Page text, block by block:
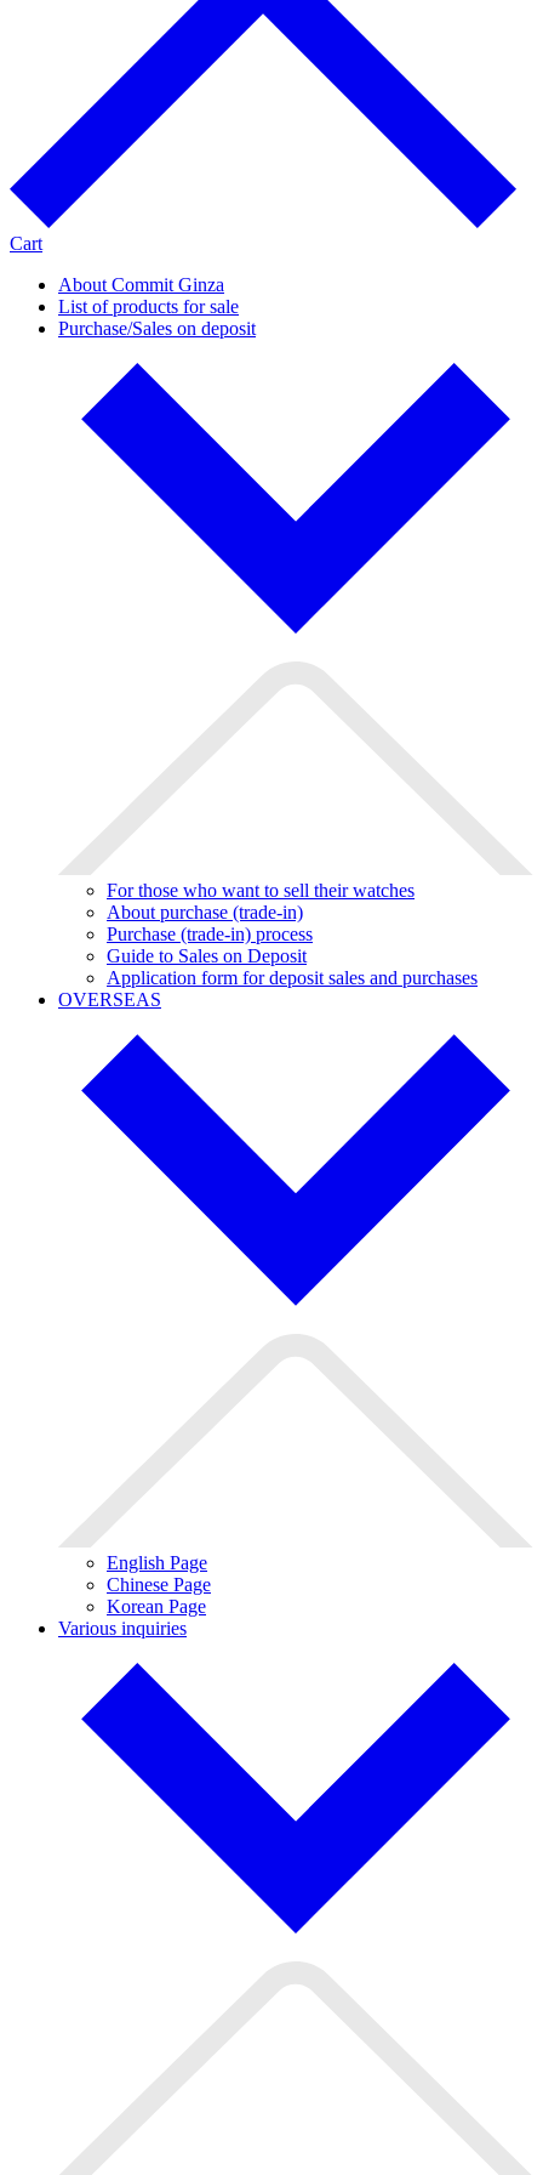
Cart
About Commit Ginza
List of products for sale
Purchase/Sales on deposit
For those who want to sell their watches
About purchase (trade-in)
Purchase (trade-in) process
Guide to Sales on Deposit
Application form for deposit sales and purchases
OVERSEAS
English Page
Chinese Page
Korean Page
Various inquiries